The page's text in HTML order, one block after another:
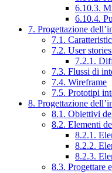
6.10.3.
6.10.4.
7. Progettazione
7.1.
7.2. User
7.2.1.
7.3. Flussi di
7.4. Wireframe
7.5. Prototipi
8. Progettazione
8.1. Obiettivi
8.2. Elementi
8.2.1.
8.2.2.
8.2.3.
8.3. Progettare